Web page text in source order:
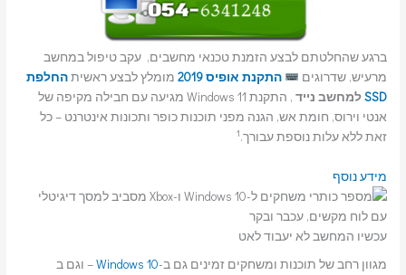
ברגע שהחלטתם לבצע הזמנת טכנאי מחשבים, עקב טיפול במחשב
מרעיש, שדרוגים
התקנת אופיס 2019 מומלץ לבצע ראשיתהחלפת
SSDלמחשב נייד
, התקנת Windows 11 מגיעה עם חבילה מקיפה של
אנטי וירוס, חומת אש, הגנה מפני תוכנות כופר ותכונות אינטרנט – כל
זאת ללא עלות נוספת עבורך.1
מידע נוסף
עכשיו המחשב לא יעבוד לאט
מגוון רחב של תוכנות ומשחקים זמינים גם ב-Windows 10– וגם ב